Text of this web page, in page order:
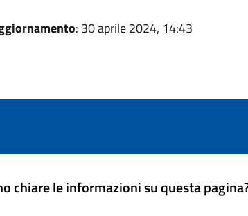
: 30 aprile 2024, 14:43
chiare le informazioni su questa